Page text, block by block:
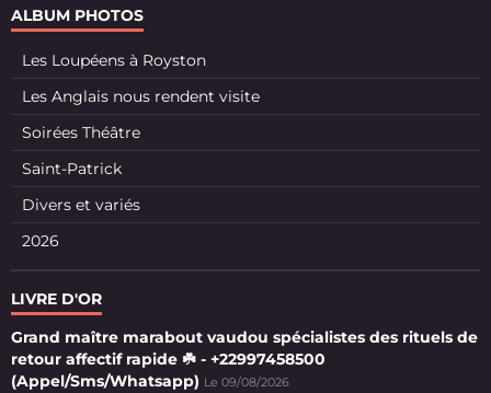
ALBUM PHOTOS
Les Loupéens à Royston
Les Anglais nous rendent visite
Soirées Théâtre
Saint-Patrick
Divers et variés
2026
LIVRE D'OR
Grand maître marabout vaudou spécialistes des rituels de
retour affectif rapide ☘️ - +22997458500
(Appel/Sms/Whatsapp) Le 09/08/2026